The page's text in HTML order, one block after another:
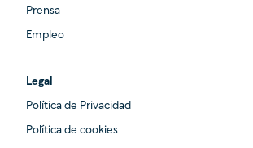
Prensa
Empleo
Legal
Política de Privacidad
Política de cookies